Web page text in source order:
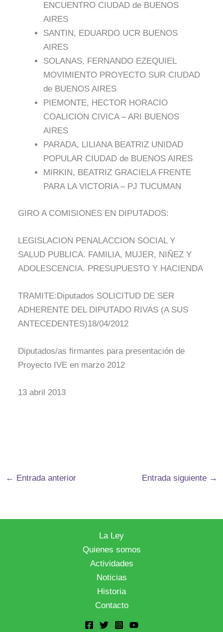
ENCUENTRO CIUDAD de BUENOS
AIRES
SANTIN, EDUARDO UCR BUENOS
AIRES
SOLANAS, FERNANDO EZEQUIEL
MOVIMIENTO PROYECTO SUR CIUDAD
de BUENOS AIRES
PIEMONTE, HECTOR HORACIO
COALICION CIVICA – ARI BUENOS
AIRES
PARADA, LILIANA BEATRIZ UNIDAD
POPULAR CIUDAD de BUENOS AIRES
MIRKIN, BEATRIZ GRACIELA FRENTE
PARA LA VICTORIA – PJ TUCUMAN
GIRO A COMISIONES EN DIPUTADOS:
LEGISLACION PENALACCION SOCIAL Y
SALUD PUBLICA. FAMILIA, MUJER, NIÑEZ Y
ADOLESCENCIA. PRESUPUESTO Y HACIENDA
TRAMITE:Diputados SOLICITUD DE SER
ADHERENTE DEL DIPUTADO RIVAS (A SUS
ANTECEDENTES)18/04/2012
Diputados/as firmantes para presentación de
Proyecto IVE en marzo 2012
13 abril 2013
← Entrada anterior Entrada siguiente →
La Ley
Quienes somos
Actividades
Noticias
Historia
Contacto